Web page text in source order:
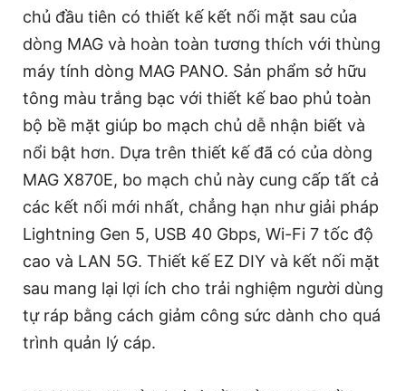
chủ đầu tiên có thiết kế kết nối mặt sau của
dòng MAG và hoàn toàn tương thích với thùng
máy tính dòng MAG PANO. Sản phẩm sở hữu
tông màu trắng bạc với thiết kế bao phủ toàn
bộ bề mặt giúp bo mạch chủ dễ nhận biết và
nổi bật hơn. Dựa trên thiết kế đã có của dòng
MAG X870E, bo mạch chủ này cung cấp tất cả
các kết nối mới nhất, chẳng hạn như giải pháp
Lightning Gen 5, USB 40 Gbps, Wi-Fi 7 tốc độ
cao và LAN 5G. Thiết kế EZ DIY và kết nối mặt
sau mang lại lợi ích cho trải nghiệm người dùng
tự ráp bằng cách giảm công sức dành cho quá
trình quản lý cáp.